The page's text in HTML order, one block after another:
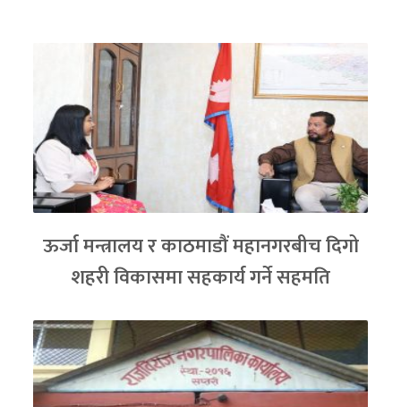
ऊर्जा मन्त्रालय र काठमाडौं महानगरबीच दिगो
शहरी विकासमा सहकार्य गर्ने सहमति